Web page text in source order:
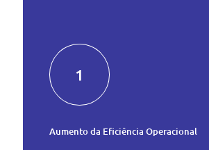
1
Aumento da Eficiência Operacional